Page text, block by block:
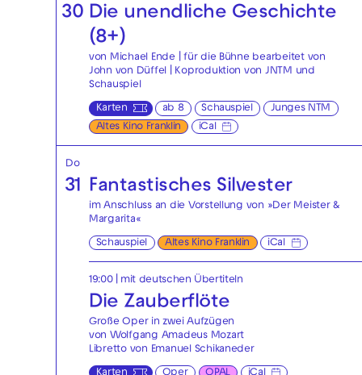
30 Die unendliche Geschichte
(8+)
von Michael Ende | für die Bühne bearbeitet von
John von Düffel | Koproduktion von JNTM und
Schauspiel
Karten ab 8 Schauspiel
Junges NTM
Altes Kino Franklin
iCal
Do
31 Fantastisches Silvester
im Anschluss an die Vorstellung von »Der Meister &
Margarita«
Schauspiel Altes Kino Franklin iCal
19:00| mit deutschen Übertiteln
Die Zauberflöte
Große Oper in zwei Aufzügen
von Wolfgang Amadeus Mozart
Libretto von Emanuel Schikaneder